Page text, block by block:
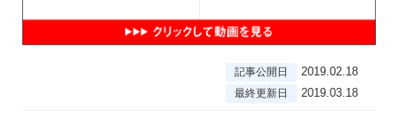
記事公開日 2019.02.18
最終更新日 2019.03.18